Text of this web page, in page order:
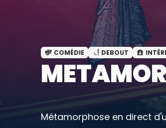
COMÉDIE DEBOUT
Métamorphose en direct